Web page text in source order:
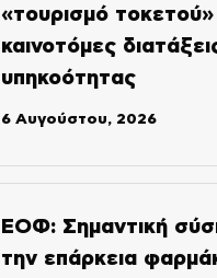
«τουρισμό
καινοτόμες
υπηκοότητας
6 Αυγούστου, 2026
ΕΟΦ: Σημαντική
την επάρκεια